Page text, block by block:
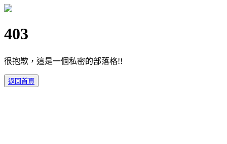
403
很抱歉，這是一個私密的部落格!!
返回首頁